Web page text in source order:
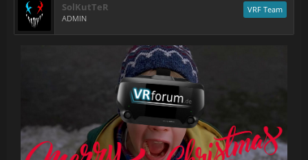
SolKutTeR
ADMIN
VRF Team